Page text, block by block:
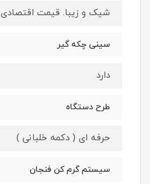
شیک و زیبا. قیمت اقتصادی
سینی چکه گیر
دارد
طرح دستگاه
حرفه ای ( دکمه خلبانی )
سیستم گرم کن فنجان